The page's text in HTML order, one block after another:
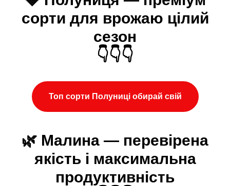
сорти для врожаю цілий
сезон
👇👇👇
Топ сорти Полуниці обирай свій
🌿 Малина — перевірена
якість і максимальна
продуктивність